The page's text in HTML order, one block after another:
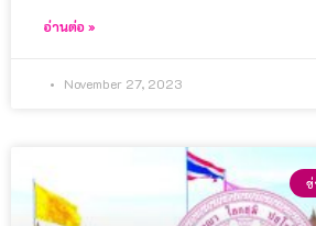
อ่านต่อ »
November 27, 2023